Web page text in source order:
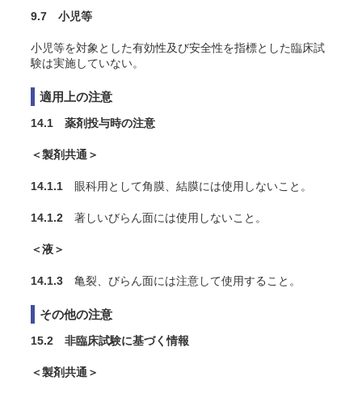
9.7 小児等
小児等を対象とした有効性及び安全性を指標とした臨床試
験は実施していない。
適用上の注意
14.1 薬剤投与時の注意
＜製剤共通＞
14.1.1 眼科用として角膜、結膜には使用しないこと。
14.1.2 著しいびらん面には使用しないこと。
＜液＞
14.1.3 亀裂、びらん面には注意して使用すること。
その他の注意
15.2 非臨床試験に基づく情報
＜製剤共通＞